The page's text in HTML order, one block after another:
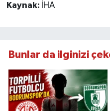
Kaynak: İHA
Bunlar da ilginizi